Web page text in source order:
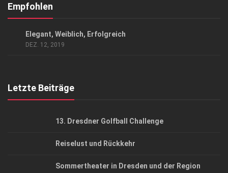
Kontakt, Impressum
Empfohlen
Elegant, Weiblich, Erfolgreich
DEZ. 12, 2019
Letzte Beiträge
13. Dresdner Golfball Challenge
Reiselust und Rückkehr
Sommertheater in Dresden und der Region